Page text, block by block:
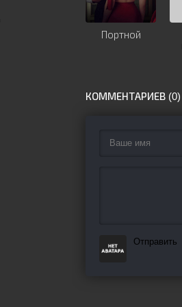
Портной
КОММЕНТАРИЕВ (0)
Отправить